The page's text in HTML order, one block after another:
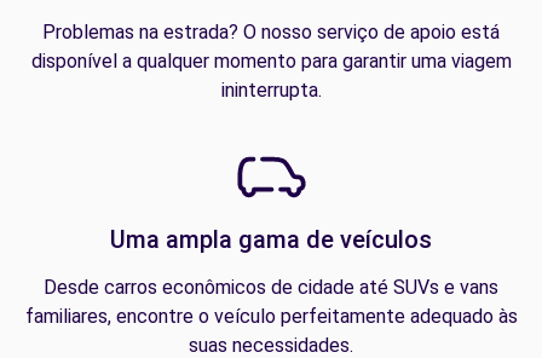
Problemas na estrada? O nosso serviço de apoio está
disponível a qualquer momento para garantir uma viagem
ininterrupta.
Uma ampla gama de veículos
Desde carros econômicos de cidade até SUVs e vans
familiares, encontre o veículo perfeitamente adequado às
suas necessidades.